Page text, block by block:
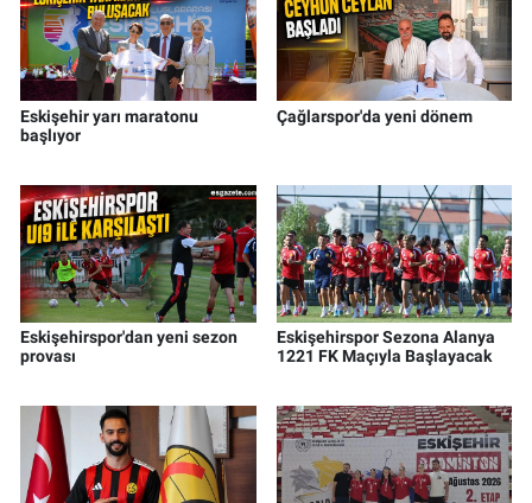
Eskişehir yarı maratonu
başlıyor
Çağlarspor'da yeni dönem
Eskişehirspor'dan yeni sezon
provası
Eskişehirspor Sezona Alanya
1221 FK Maçıyla Başlayacak